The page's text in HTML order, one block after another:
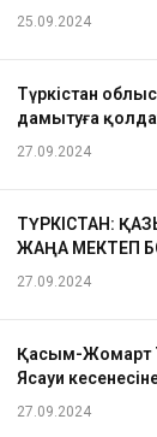
25.09.2024
Түркістан
дамытуға
27.09.2024
ТҮРКІСТАН:
ЖАҢА МЕКТЕП
27.09.2024
Қасым-Жомарт
Ясауи
27.09.2024